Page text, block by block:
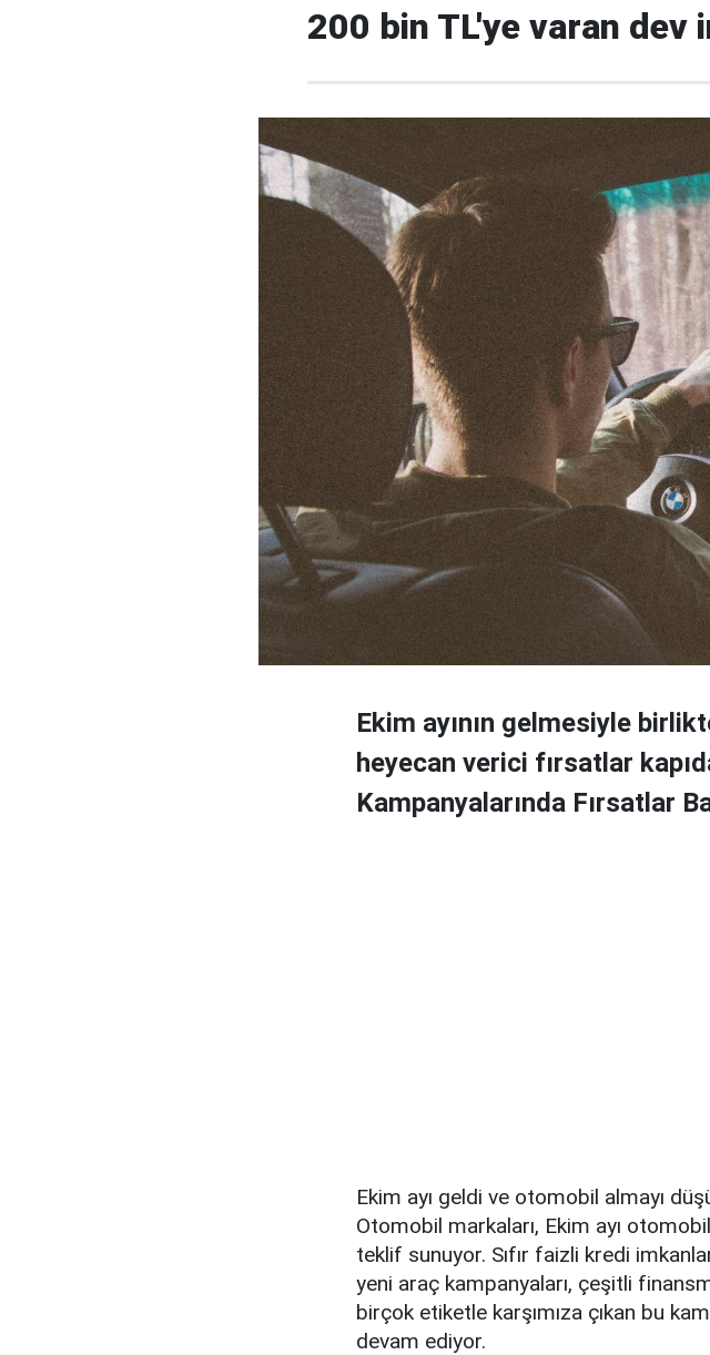
200 bin TL'ye varan dev
Ekim ayının gelmesiyle
heyecan verici fırsatlar
Kampanyalarında Fırsatlar
Ekim ayı geldi ve otomobil almayı
Otomobil markaları, Ekim ayı
teklif sunuyor. Sıfır faizli kredi
yeni araç kampanyaları, çeşitli
birçok etiketle karşımıza çıkan bu
devam ediyor.